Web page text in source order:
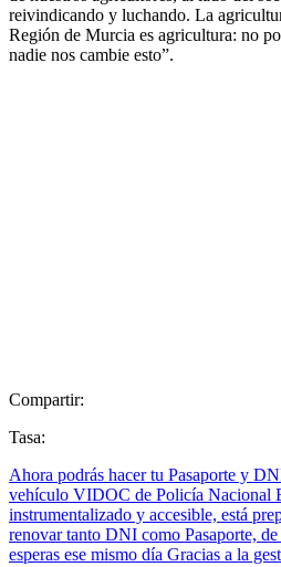
reivindicando y luchando. La
Región de Murcia es agricultura: no
nadie nos cambie esto”.
Compartir:
Tasa:
Ahora podrás hacer tu Pasaporte y
vehículo VIDOC de Policía Nacional
instrumentalizado y accesible, está
renovar tanto DNI como Pasaporte,
esperas ese mismo día Gracias a la